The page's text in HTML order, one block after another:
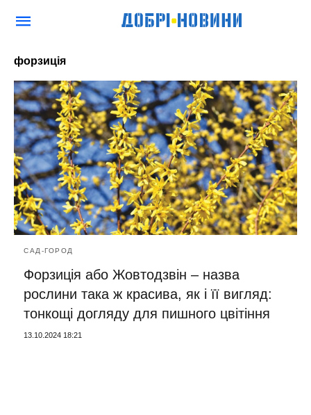
форзиція
САД-ГОРОД
Форзиція або Жовтодзвін – назва
рослини така ж красива, як і її вигляд:
тонкощі догляду для пишного цвітіння
13.10.2024 18:21